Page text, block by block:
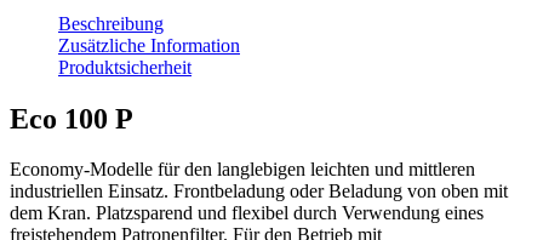
Beschreibung
Zusätzliche Information
Produktsicherheit
Eco 100 P
Economy-Modelle für den langlebigen leichten und mittleren
industriellen Einsatz. Frontbeladung oder Beladung von oben mit
dem Kran. Platzsparend und flexibel durch Verwendung eines
freistehendem Patronenfilter. Für den Betrieb mit